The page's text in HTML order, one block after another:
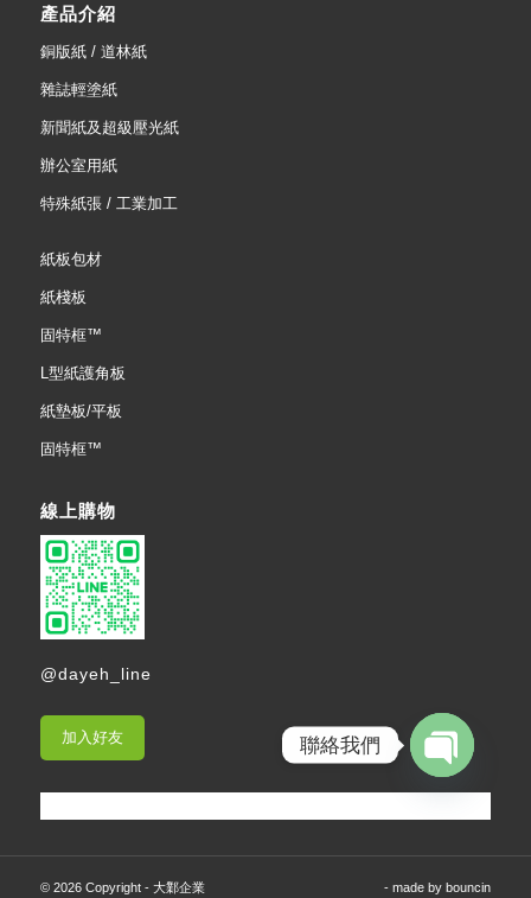
產品介紹
銅版紙 / 道林紙
雜誌輕塗紙
新聞紙及超級壓光紙
辦公室用紙
特殊紙張 / 工業加工
紙板包材
紙棧板
固特框™
L型紙護角板
紙墊板/平板
固特框™
線上購物
@dayeh_line
加入好友
© 2026 Copyright - 大鄴企業 - made by bouncin
聯絡我們